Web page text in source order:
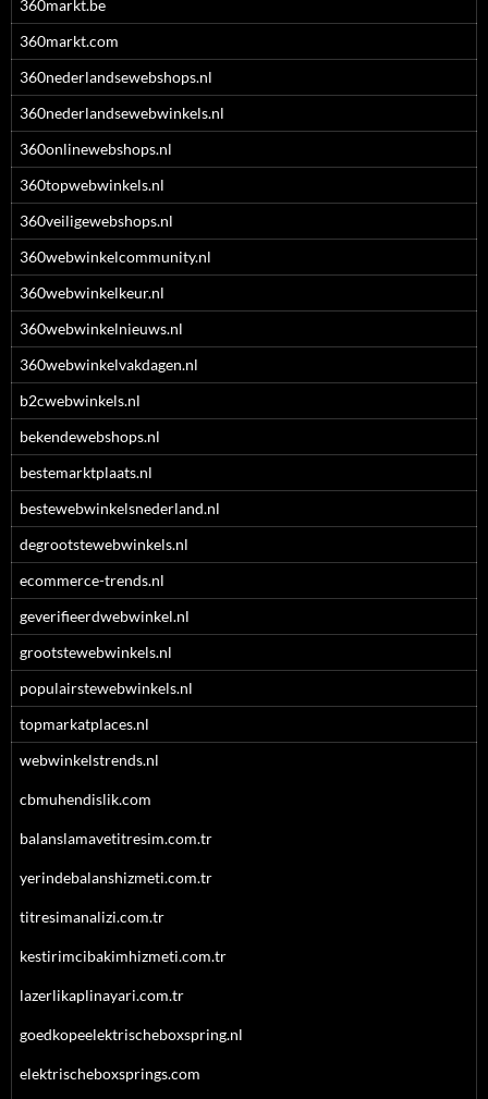
360markt.be
360markt.com
360nederlandsewebshops.nl
360nederlandsewebwinkels.nl
360onlinewebshops.nl
360topwebwinkels.nl
360veiligewebshops.nl
360webwinkelcommunity.nl
360webwinkelkeur.nl
360webwinkelnieuws.nl
360webwinkelvakdagen.nl
b2cwebwinkels.nl
bekendewebshops.nl
bestemarktplaats.nl
bestewebwinkelsnederland.nl
degrootstewebwinkels.nl
ecommerce-trends.nl
geverifieerdwebwinkel.nl
grootstewebwinkels.nl
populairstewebwinkels.nl
topmarkatplaces.nl
webwinkelstrends.nl
cbmuhendislik.com
balanslamavetitresim.com.tr
yerindebalanshizmeti.com.tr
titresimanalizi.com.tr
kestirimcibakimhizmeti.com.tr
lazerlikaplinayari.com.tr
goedkopeelektrischeboxspring.nl
elektrischeboxsprings.com